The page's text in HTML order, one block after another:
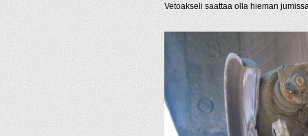
Vetoakseli saattaa olla hieman